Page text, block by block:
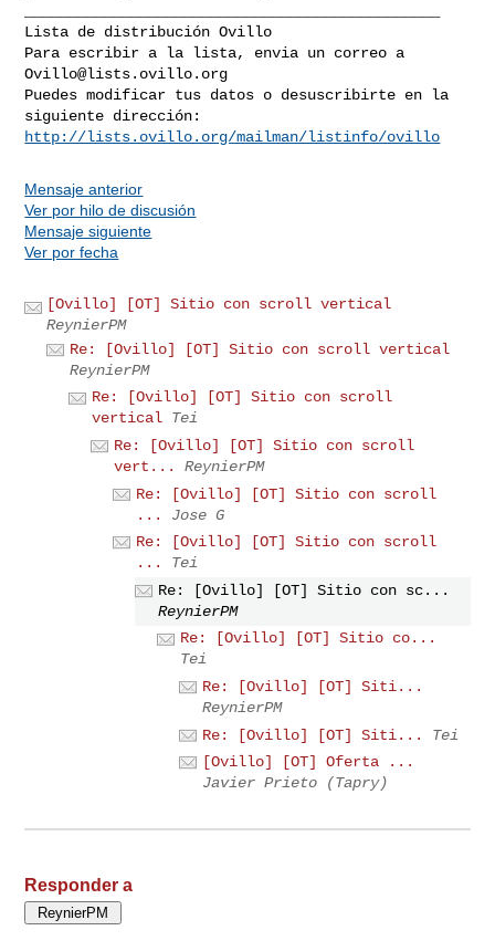
Lista de distribución Ovillo
Ovillo@lists.ovillo.org
Puedes modificar tus datos o desuscribirte en la
http://lists.ovillo.org/mailman/listinfo/ovillo
Mensaje anterior
Ver por hilo de discusión
Mensaje siguiente
Ver por fecha
[Ovillo] [OT] Sitio con scroll vertical
ReynierPM
Re: [Ovillo] [OT] Sitio con scroll vertical
ReynierPM
Re: [Ovillo] [OT] Sitio con scroll
vertical Tei
Re: [Ovillo] [OT] Sitio con scroll
vert...
ReynierPM
Re: [Ovillo] [OT] Sitio con scroll
...
Jose G
Re: [Ovillo] [OT] Sitio con scroll
...
Tei
Re: [Ovillo] [OT] Sitio con sc...
ReynierPM
Re: [Ovillo] [OT] Sitio co...
Tei
Re: [Ovillo] [OT] Siti...
ReynierPM
Re: [Ovillo] [OT] Siti...
Tei
[Ovillo] [OT] Oferta ...
Javier Prieto (Tapry)
Responder a